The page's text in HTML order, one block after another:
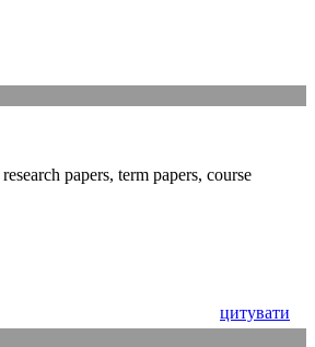
papers, term papers, course
цитувати